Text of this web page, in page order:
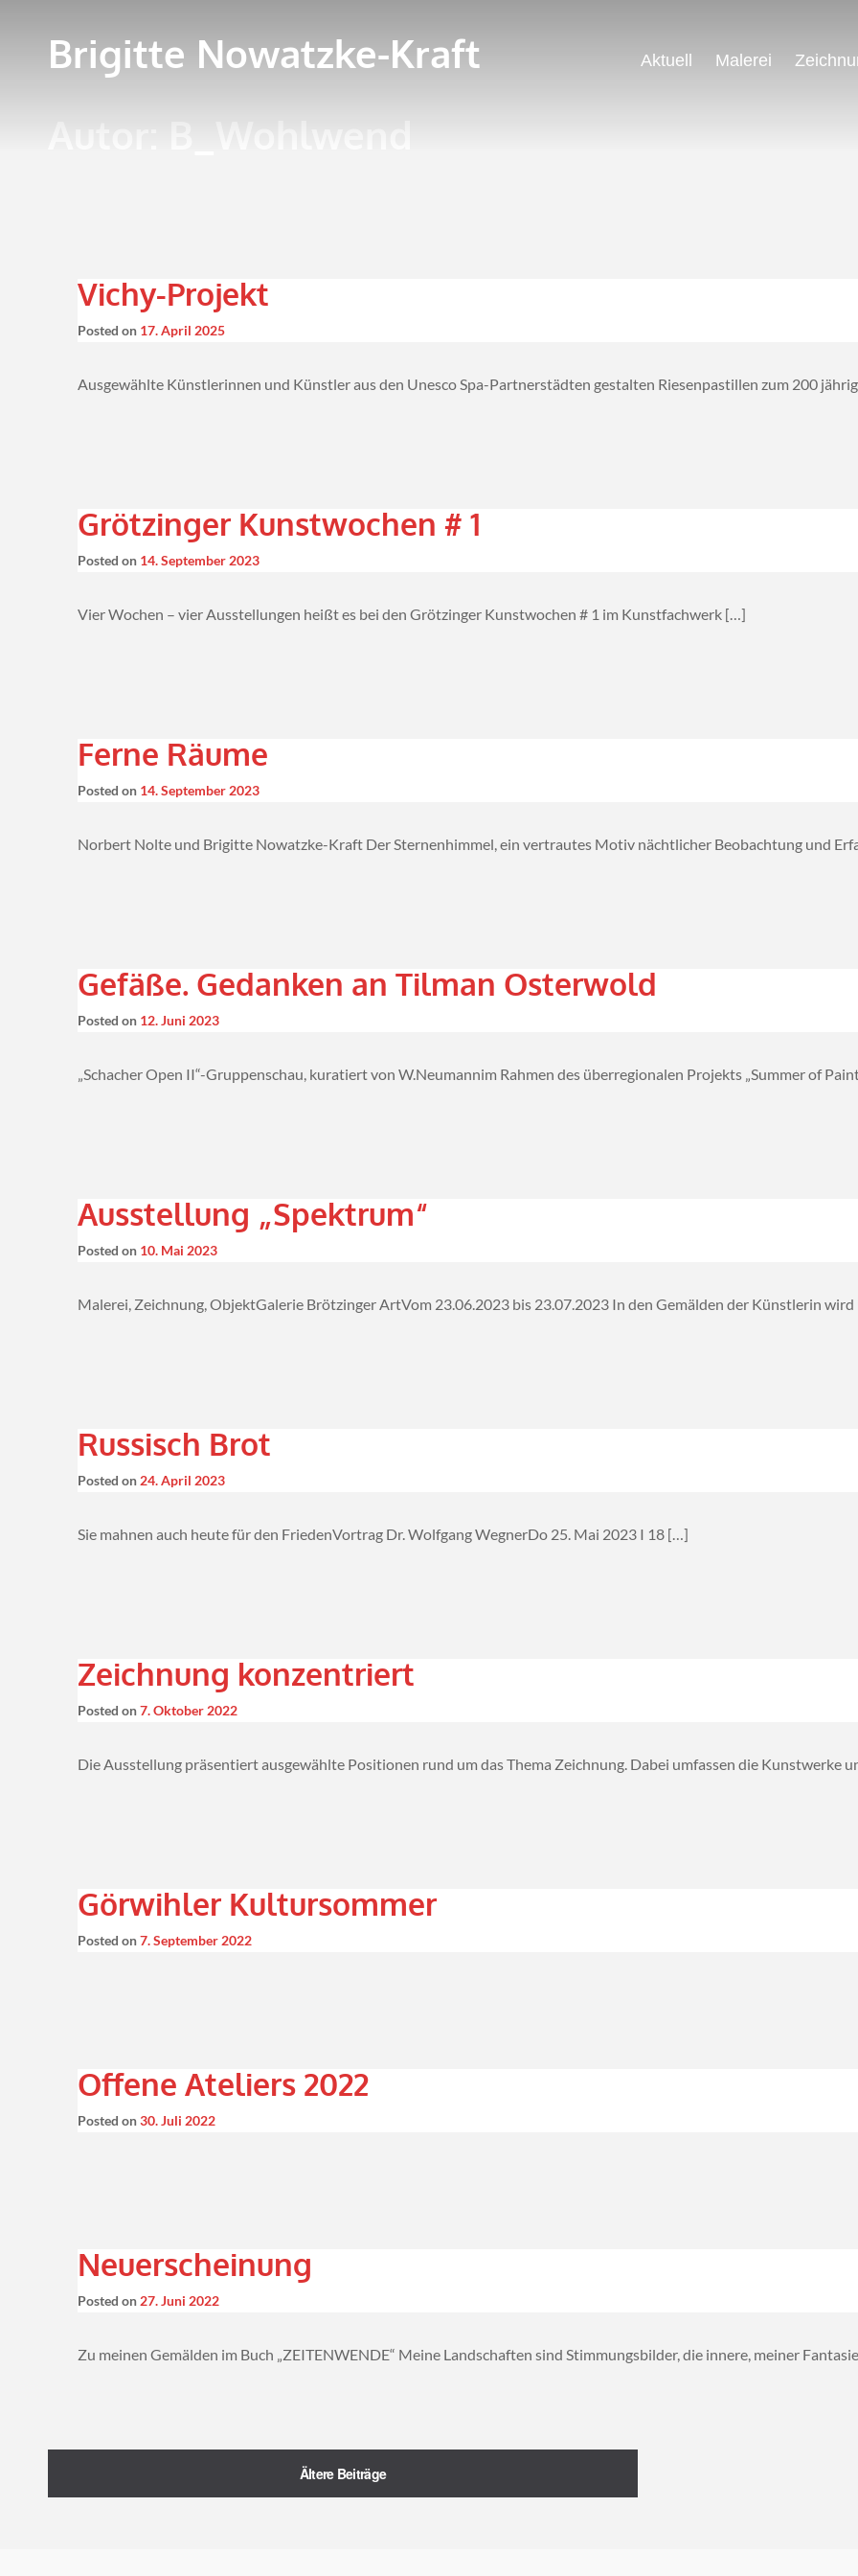
Brigitte Nowatzke-Kraft Aktuell Malerei
Autor: B_Wohlwend
Vichy-Projekt
Posted on 17. April 2025
Ausgewählte Künstlerinnen und Künstler aus den Unesco Spa-Partnerstädten gestalten Riesenpastillen zum 200
Grötzinger Kunstwochen # 1
Posted on 14. September 2023
Vier Wochen – vier Ausstellungen heißt es bei den Grötzinger Kunstwochen # 1 im Kunstfachwerk […]
Ferne Räume
Posted on 14. September 2023
Norbert Nolte und Brigitte Nowatzke-Kraft Der Sternenhimmel, ein vertrautes Motiv nächtlicher Beobachtung und
Gefäße. Gedanken an Tilman Osterwold
Posted on 12. Juni 2023
„Schacher Open II“-Gruppenschau, kuratiert von W.Neumannim Rahmen des überregionalen Projekts „Summer of
Ausstellung „Spektrum“
Posted on 10. Mai 2023
Malerei, Zeichnung, ObjektGalerie Brötzinger ArtVom 23.06.2023 bis 23.07.2023 In den Gemälden der Künstlerin
Russisch Brot
Posted on 24. April 2023
Sie mahnen auch heute für den FriedenVortrag Dr. Wolfgang WegnerDo 25. Mai 2023 I 18 […]
Zeichnung konzentriert
Posted on7. Oktober 2022
Die Ausstellung präsentiert ausgewählte Positionen rund um das Thema Zeichnung. Dabei umfassen die Kunstwerke
Görwihler Kultursommer
Posted on7. September 2022
Offene Ateliers 2022
Posted on30. Juli 2022
Neuerscheinung
Posted on 27. Juni 2022
Zu meinen Gemälden im Buch „ZEITENWENDE“ Meine Landschaften sind Stimmungsbilder, die innere, meiner
Ältere Beiträge